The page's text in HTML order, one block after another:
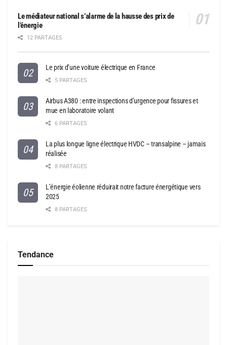
Le médiateur national s’alarme de la hausse des prix de
l’énergie
12 PARTAGES
Le prix d’une voiture électrique en France
5 PARTAGES
Airbus A380 : entre inspections d’urgence pour fissures et
mue en laboratoire volant
6 PARTAGES
La plus longue ligne électrique HVDC – transalpine – jamais
réalisée
8 PARTAGES
L’énergie éolienne réduirait notre facture énergétique vers
2025
8 PARTAGES
Tendance